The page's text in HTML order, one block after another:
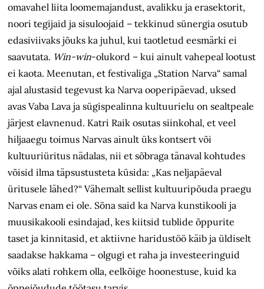
omavahel liita loomemajandust, avalikku ja erasektorit,
noori tegijaid ja sisuloojaid – tekkinud sünergia osutub
edasiviivaks jõuks ka juhul, kui taotletud eesmärki ei
saavutata. Win-win-olukord – kui ainult vahepeal lootust
ei kaota. Meenutan, et festivaliga „Station Narva“ samal
ajal alustasid tegevust ka Narva ooperipäevad, uksed
avas Vaba Lava ja sügispealinna kultuurielu on sealtpeale
järjest elavnenud. Katri Raik osutas siinkohal, et veel
hiljaaegu toimus Narvas ainult üks kontsert või
kultuuriüritus nädalas, nii et sõbraga tänaval kohtudes
võisid ilma täpsustusteta küsida: „Kas neljapäeval
üritusele lähed?“ Vähemalt sellist kultuuripõuda praegu
Narvas enam ei ole. Sõna said ka Narva kunstikooli ja
muusikakooli esindajad, kes kiitsid tublide õppurite
taset ja kinnitasid, et aktiivne haridustöö käib ja üldiselt
saadakse hakkama – olgugi et raha ja investeeringuid
võiks alati rohkem olla, eelkõige hoonestuse, kuid ka